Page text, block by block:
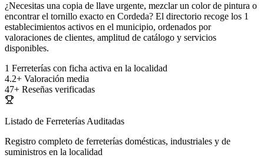
¿Necesitas una copia de llave urgente, mezclar un color de pintura o
encontrar el tornillo exacto en Cordeda? El directorio recoge los 1
establecimientos activos en el municipio, ordenados por
valoraciones de clientes, amplitud de catálogo y servicios
disponibles.
1 Ferreterías con ficha activa en la localidad
4.2+ Valoración media
47+ Reseñas verificadas
Listado de Ferreterías Auditadas
Registro completo de ferreterías domésticas, industriales y de
suministros en la localidad